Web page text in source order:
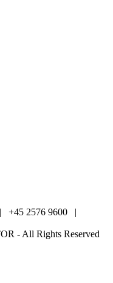
+45 2576 9600 |
- All Rights Reserved